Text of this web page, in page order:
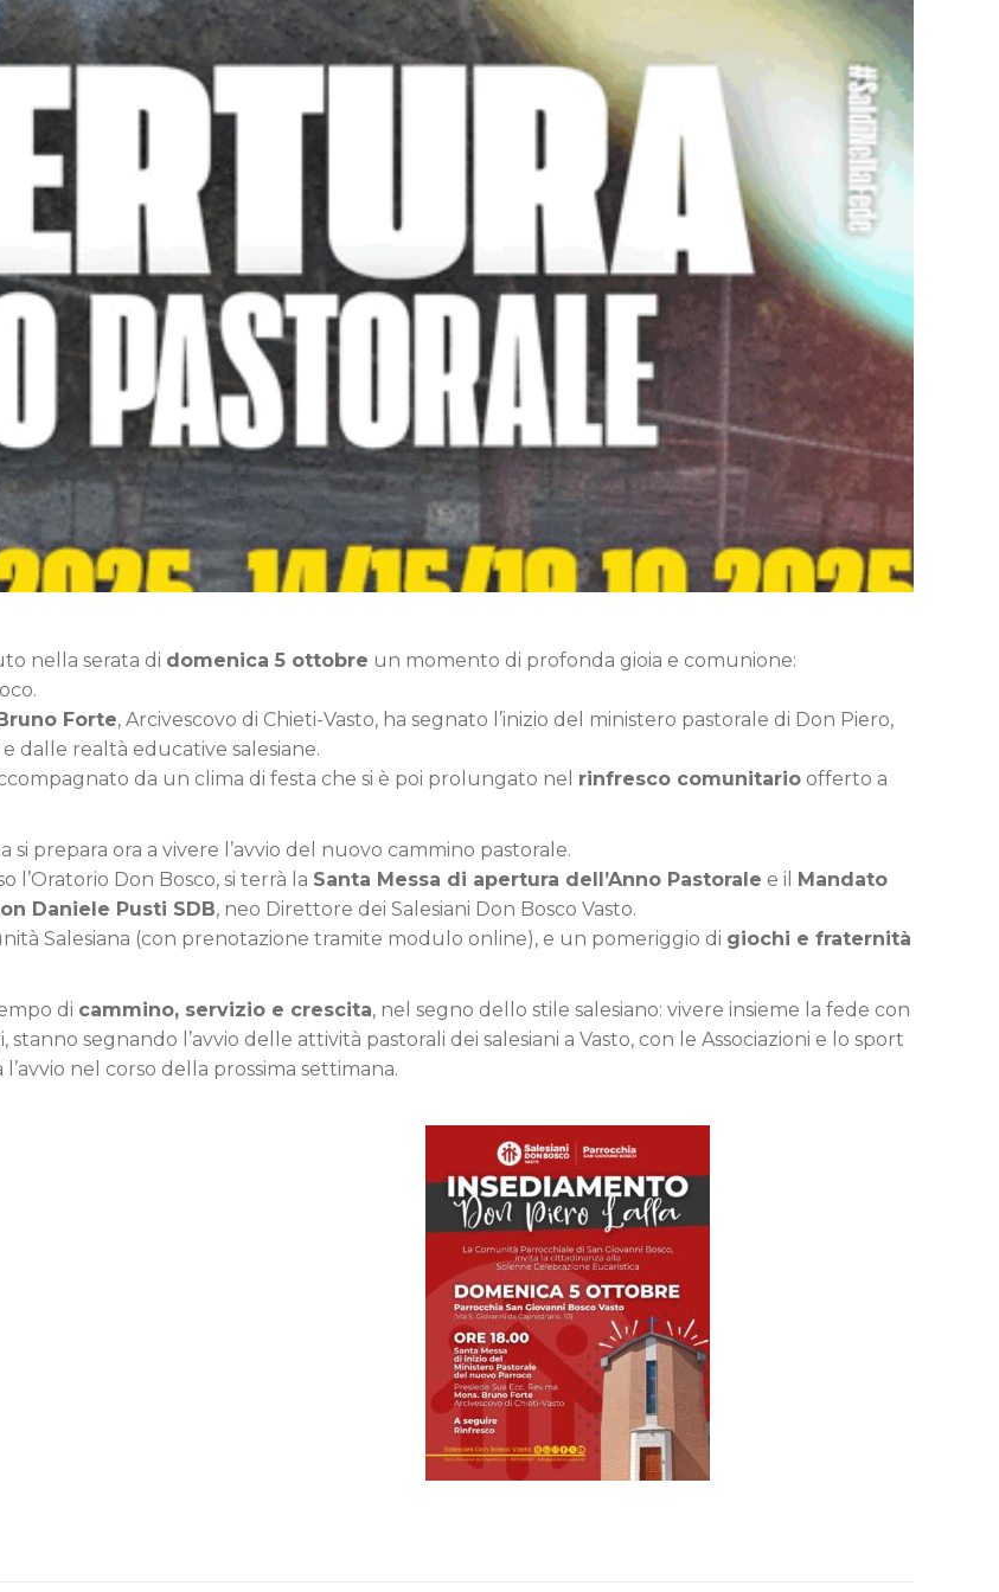
nella serata di domenica 5 ottobre un momento di profonda gioia e comunione:
Forte, Arcivescovo di Chieti-Vasto, ha segnato l’inizio del ministero pastorale di Don Piero,
dalle realtà educative salesiane.
da un clima di festa che si è poi prolungato nel rinfresco comunitario offerto a
prepara ora a vivere l’avvio del nuovo cammino pastorale.
l’Oratorio Don Bosco, si terrà la Santa Messa di apertura dell’Anno Pastorale e il Mandato
Daniele Pusti SDB, neo Direttore dei Salesiani Don Bosco Vasto.
Salesiana (con prenotazione tramite modulo online), e un pomeriggio di giochi e fraternità
di cammino, servizio e crescita, nel segno dello stile salesiano: vivere insieme la fede con
segnando l’avvio delle attività pastorali dei salesiani a Vasto, con le Associazioni e lo sport
nel corso della prossima settimana.